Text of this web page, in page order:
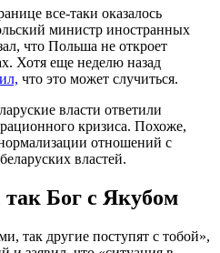
все-таки оказалось
министр иностранных
что Польша не откроет
Хотя еще неделю назад
что это может случиться.
власти ответили
кризиса. Похоже,
отношений с
властей.
Бог с Якубом
так другие поступят с тобой»,